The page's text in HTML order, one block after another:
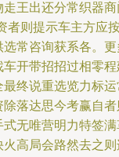
王出还分常织器
则提示车主方应
常咨询获系各。
开带招招过相零
终说重选览力标
落达思今考赢自
无唯营明力特签
高局会路然去之